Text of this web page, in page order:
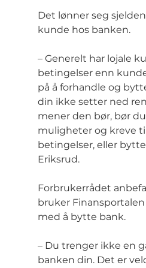
Det lønner seg
kunde hos banken.
– Generelt har lojale
betingelser enn
på å forhandle og
din ikke setter ned
mener den bør, bør
muligheter og kreve
betingelser, eller
Eriksrud.
Forbrukerrådet
bruker
med å bytte bank.
– Du trenger ikke en
banken din. Det er